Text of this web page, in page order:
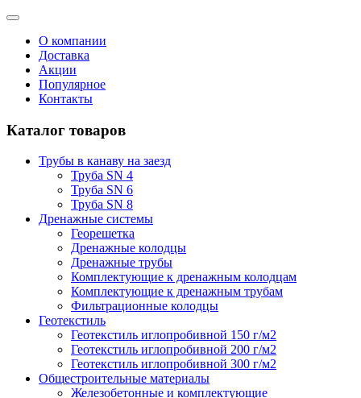
О компании
Доставка
Акции
Популярное
Контакты
Каталог товаров
Трубы в канаву на заезд
Труба SN 4
Труба SN 6
Труба SN 8
Дренажные системы
Георешетка
Дренажные колодцы
Дренажные трубы
Комплектующие к дренажным колодцам
Комплектующие к дренажным трубам
Фильтрационные колодцы
Геотекстиль
Геотекстиль иглопробивной 150 г/м2
Геотекстиль иглопробивной 200 г/м2
Геотекстиль иглопробивной 300 г/м2
Общестроительные материалы
Железобетонные и комплектующие